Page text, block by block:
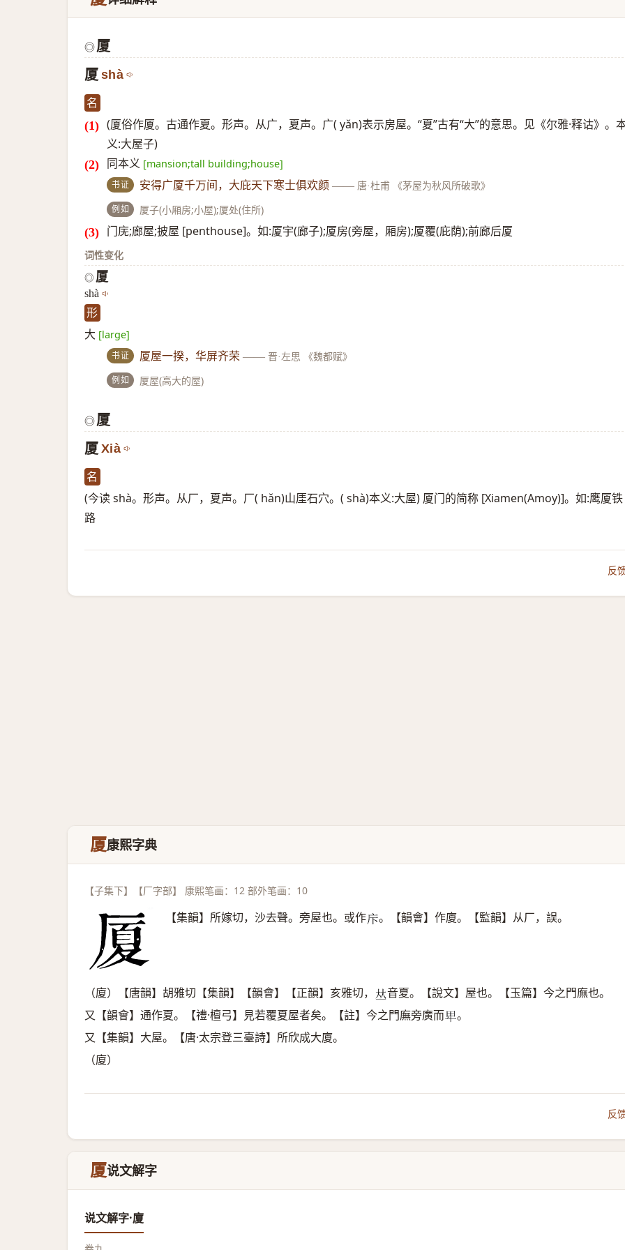
◎厦
厦 shà
名
(厦俗作厦。古通作夏。形声。从广，夏声。广( yǎn)表示房屋。“夏”古有“大”的意思。见《尔雅·释诂》。
义:大屋子)
同本义 [mansion;tall building;house]
书证 安得广厦千万间，大庇天下寒士俱欢颜 —— 唐·杜甫 《茅屋为秋风所破歌》
例如 厦子(小厢房;小屋);厦处(住所)
门庑;廊屋;披屋 [penthouse]。如:厦宇(廊子);厦房(旁屋，厢房);厦覆(庇荫);前廊后厦
词性变化
◎ 厦
shà
形
大 [large]
书证 厦屋一揆，华屏齐荣 —— 晋·左思 《魏都赋》
例如 厦屋(高大的屋)
◎厦
厦 Xià
名
(今读 shà。形声。从厂，夏声。厂( hǎn)山厓石穴。( shà)本义:大屋) 厦门的简称 [Xiamen(Amoy)]。如:鹰厦铁
路
反
厦康熙字典
【子集下】【厂字部】 康熙笔画：12 部外笔画：10
【集韻】所嫁切，沙去聲。旁屋也。或作𢇗 。【韻會】作廈。【監韻】从厂，誤。
（廈）【唐韻】胡雅切【集韻】【韻會】【正韻】亥雅切， 𠀤音夏。【說文】屋也。【玉篇】今之門廡也。
又【韻會】通作夏。【禮·檀弓】見若覆夏屋者矣。【註】今之門廡旁廣而𤰞 。
又【集韻】大屋。【唐·太宗登三臺詩】所欣成大廈。
（廈）
反
厦说文解字
说文解字·廈